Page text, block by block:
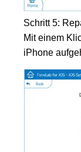
Schritt 5:
Mit einem
iPhone